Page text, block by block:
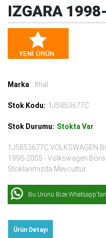
IZGARA
Marka : İthal
Stok Kodu: 1J5853677C
Stok Durumu: Stokta Var
1J5853677C VOLKSWAGEN
1998-2005 - Volkswagen
Stoklarımızda Mevcuttur.
Bu Ürünü Bize
Ürün Detayı